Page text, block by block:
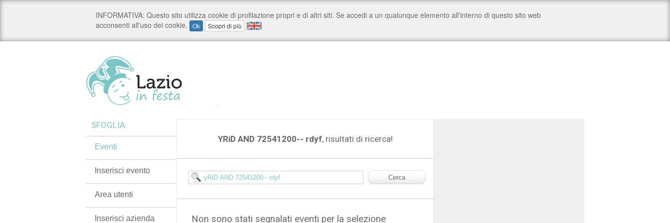
YRiD AND 72541200-- rdyf, risultati di ricerca!
Non sono stati segnalati eventi per la selezione
SFOGLIA:
Eventi
Inserisci evento
Area utenti
Inserisci azienda